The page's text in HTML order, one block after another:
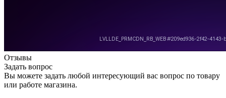
Отзывы
Задать вопрос
Вы можете задать любой интересующий вас вопрос по товару
или работе магазина.